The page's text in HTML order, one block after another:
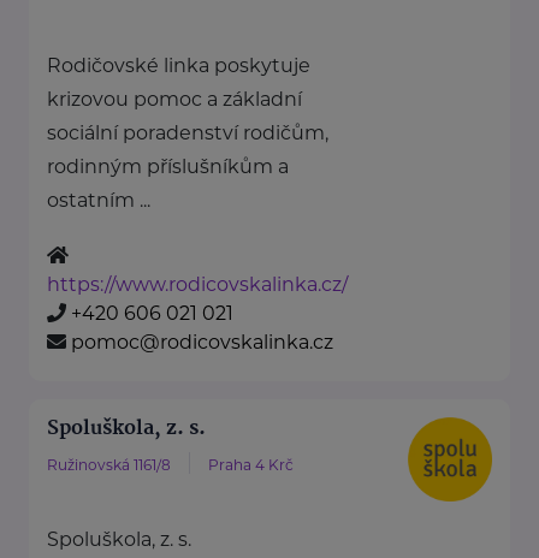
Rodičovské linka poskytuje
krizovou pomoc a základní
sociální poradenství rodičům,
rodinným příslušníkům a
ostatním ...
https://www.rodicovskalinka.cz/
+420 606 021 021
pomoc@rodicovskalinka.cz
Spoluškola, z. s.
Ružinovská 1161/8 Praha 4 Krč
Spoluškola, z. s.